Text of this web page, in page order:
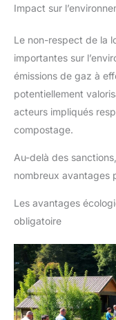
Impact sur
Le non-respect de la
importantes sur
émissions de gaz à
potentiellement
acteurs impliqués
compostage.
Au-delà des
nombreux avantages
Les avantages
obligatoire